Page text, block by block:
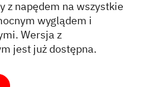
z napędem na wszystkie
wyglądem i
Wersja z
jest już dostępna.